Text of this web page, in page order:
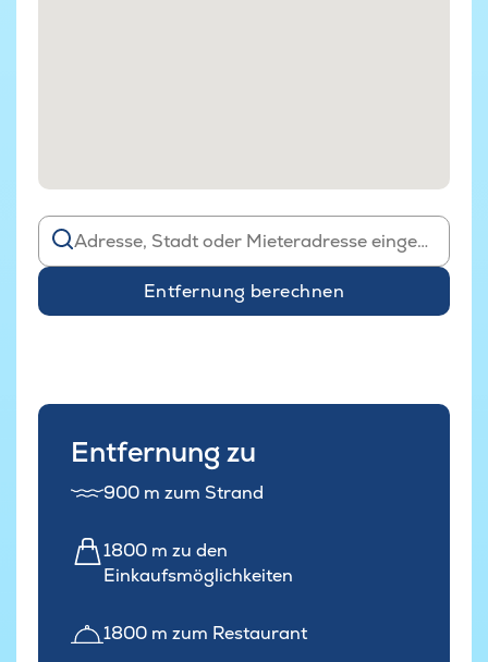
Entfernung berechnen
Entfernung zu
900 m zum Strand
1800 m zu den
Einkaufsmöglichkeiten
1800 m zum Restaurant